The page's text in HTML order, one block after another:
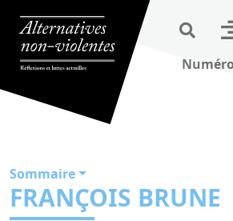
Sommaire
FRANÇOIS BRUNE